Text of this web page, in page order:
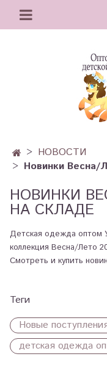
НОВОСТИ
Новинки Весна/
НОВИНКИ
НА СКЛАДЕ
Детская одежда оптом
коллекция Весна/Лето
Смотреть и купить
Теги
Новые
детская одежда